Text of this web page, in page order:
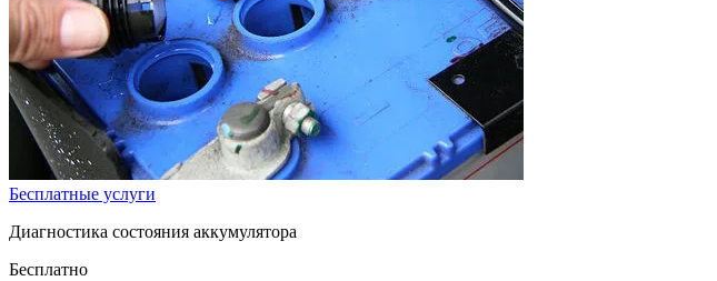
Бесплатные услуги
Диагностика состояния аккумулятора
Бесплатно